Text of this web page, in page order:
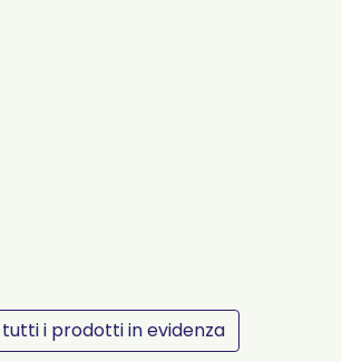
tutti i prodotti in evidenza